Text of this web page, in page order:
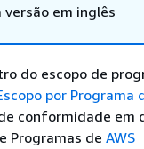
em inglês
do escopo de
por Programa
conformidade em
Programas de AWS